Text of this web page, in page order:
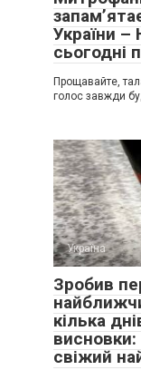
України –
сьогодні
Прощавайте,
голос завжди
Україна
Зробив
кілька
свіжий